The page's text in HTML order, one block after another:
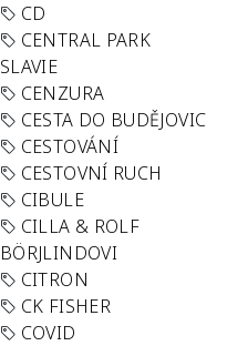
CD
CENTRAL PARK
SLAVIE
CENZURA
CESTA DO BUDĚJOVIC
CESTOVÁNÍ
CESTOVNÍ RUCH
CIBULE
CILLA & ROLF
BÖRJLINDOVI
CITRON
CK FISHER
COVID